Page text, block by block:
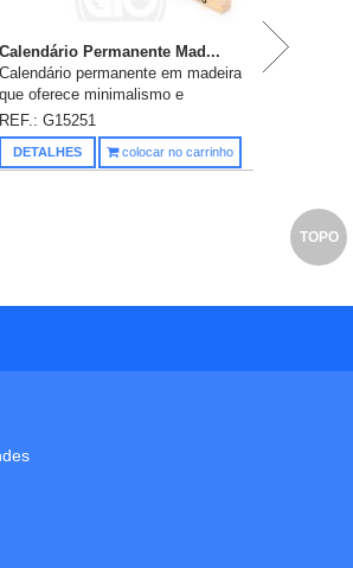
Calendário Permanente Mad...
Calendário permanente em madeira
que oferece minimalismo e
elegância para qualquer ambiente.
Dividido em um par de cubos com
números dos dias do mês e outr...
REF.: G15251
DETALHES colocar no carrinho
TOPO